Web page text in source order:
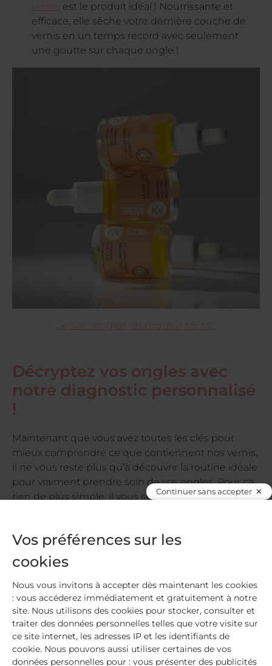
vernis
est le produit idéal ! Nourrissante et
efficace, elle sèche votre dernière couche de
vernis en un temps record avec seulement
une goutte sur chaque ongle !
Le Soin ongles réparateur MÊME
Décryptez vos ongles avec
notre diagnostic personnalisé
!
Maintenant que vous avez toutes les clés pour
mieux comprendre ce que contiennent nos vernis,
il ne vous reste plus qu’à découvrir la routine idéale
pour vraiment prendre soin de vos ongles. Pour ça
rien de plus simple, il vous suffit de répondre à
Continuer sans accepter
Vos préférences sur les
cookies
Nous vous invitons à accepter dès maintenant les cookies
: vous accéderez immédiatement et gratuitement à notre
site. Nous utilisons des cookies pour stocker, consulter et
traiter des données personnelles telles que votre visite sur
ce site internet, les adresses IP et les identifiants de
cookie. Nous pouvons aussi utiliser certaines de vos
données personnelles pour : vous présenter des publicités